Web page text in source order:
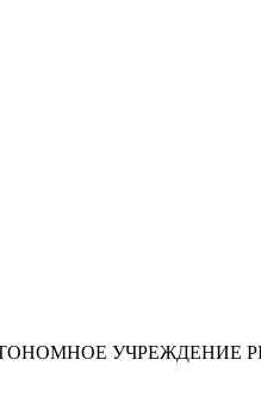
УЧРЕЖДЕНИЕ